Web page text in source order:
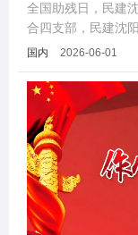
全国助残日，民建
合四支部，民建沈
务业分会，联合沈
国内 2026-06-01